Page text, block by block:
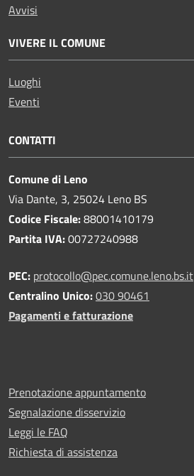
Avvisi
VIVERE IL COMUNE
Luoghi
Eventi
CONTATTI
Comune di Leno
Via Dante, 3, 25024 Leno BS
Codice Fiscale:88001410179
Partita IVA:00727240988
PEC: protocollo@pec.comune.leno.bs.it
Centralino Unico:030 90461
Pagamenti e fatturazione
Prenotazione appuntamento
Segnalazione disservizio
Leggi le FAQ
Richiesta di assistenza